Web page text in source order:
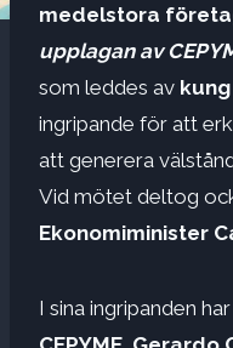
medelstora
upplagan av
som leddes av kung
ingripande för att
att generera
Vid mötet deltog
Ekonomiminister
I sina ingripanden